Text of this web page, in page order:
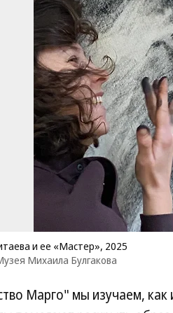
и ее «Мастер», 2025
Михаила Булгакова
Марго" мы изучаем, как